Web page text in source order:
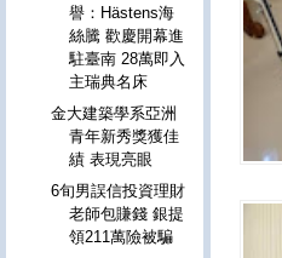
譽：Hästens海
絲騰 歡慶開幕進
駐臺南 28萬即入
主瑞典名床
金大建築學系亞洲
青年新秀獎獲佳
績 表現亮眼
6旬男誤信投資理財
老師包賺錢 銀提
領211萬險被騙